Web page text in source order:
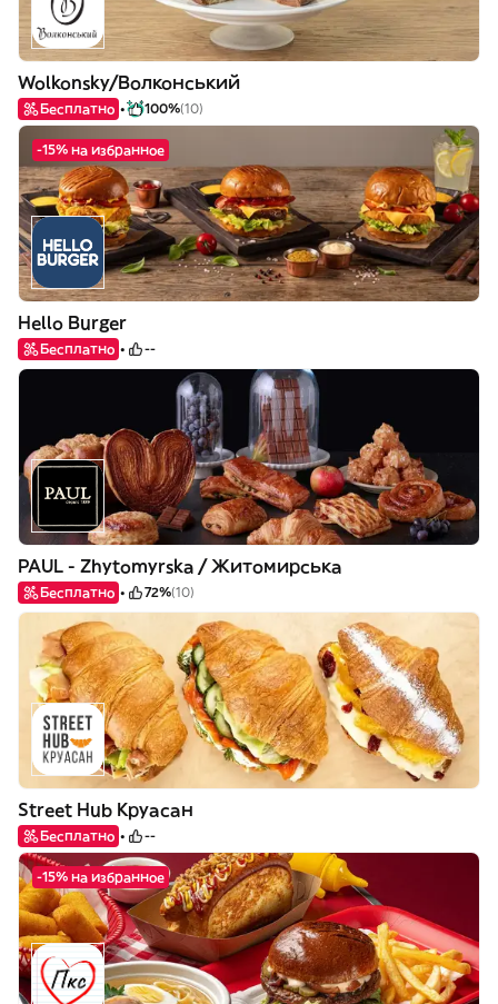
Wolkonsky/Волконський
Бесплатно 100%(10)
-15% на избранное
Hello Burger
Бесплатно --
PAUL - Zhytomyrska / Житомирська
Бесплатно 72%(10)
Street Hub Круасан
Бесплатно --
-15% на избранное